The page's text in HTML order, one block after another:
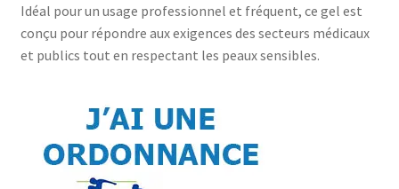
Idéal pour un usage professionnel et fréquent, ce gel est
conçu pour répondre aux exigences des secteurs médicaux
et publics tout en respectant les peaux sensibles.